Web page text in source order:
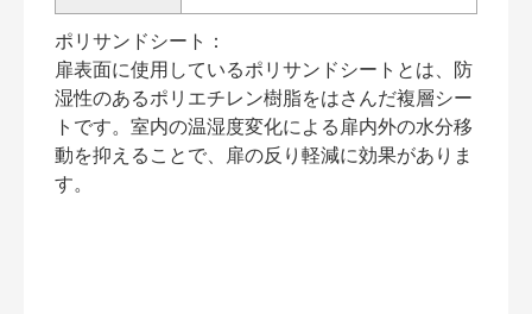
ポリサンドシート：
扉表面に使用しているポリサンドシートとは、防
湿性のあるポリエチレン樹脂をはさんだ複層シー
トです。室内の温湿度変化による扉内外の水分移
動を抑えることで、扉の反り軽減に効果がありま
す。